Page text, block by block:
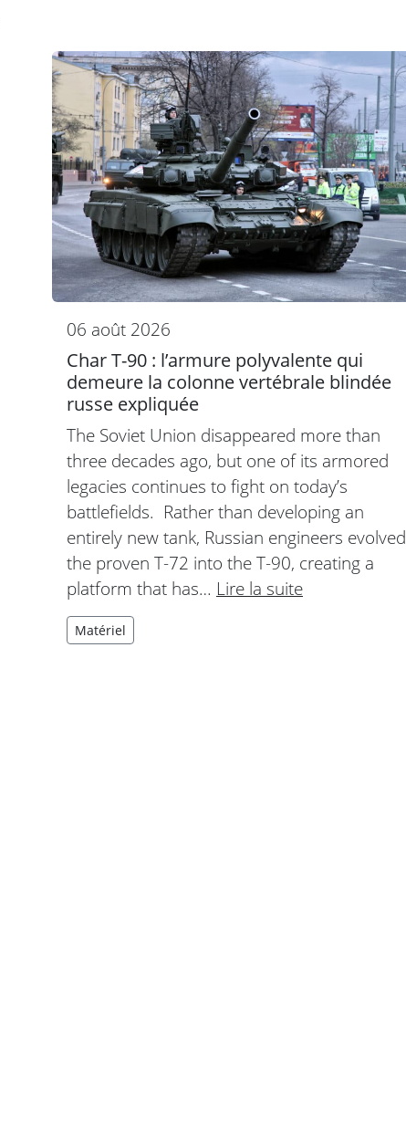
06 août 2026
Char T-90 : l’armure polyvalente qui
demeure la colonne vertébrale blindée
russe expliquée
The Soviet Union disappeared more than
three decades ago, but one of its armored
legacies continues to fight on today’s
battlefields. Rather than developing an
entirely new tank, Russian engineers evolved
the proven T-72 into the T-90, creating a
platform that has… Lire la suite
Matériel